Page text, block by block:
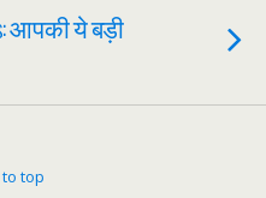
आपकी ये बड़ी
to top